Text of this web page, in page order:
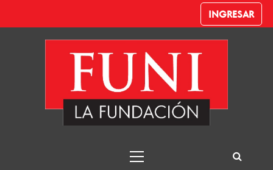
INGRESAR
Idoneidad CNV